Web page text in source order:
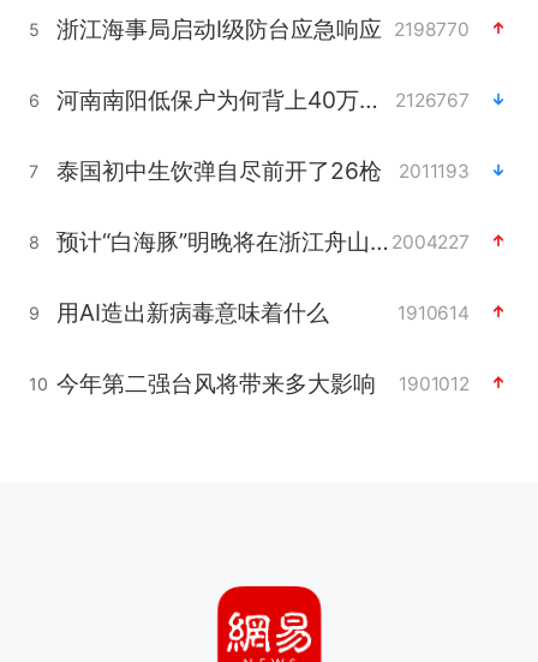
5 浙江海事局启动Ⅰ级防台应急响应 2198770
6 河南南阳低保户为何背上40万元贷款 2126767
7 泰国初中生饮弹自尽前开了26枪 2011193
8 预计“白海豚”明晚将在浙江舟山到福建福鼎一带沿海登陆 2004227
9 用AI造出新病毒意味着什么 1910614
10 今年第二强台风将带来多大影响 1901012